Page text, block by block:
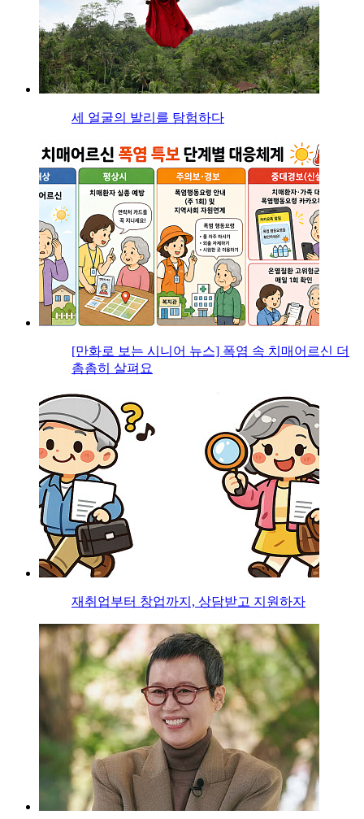
세 얼굴의 발리를 탐험하다
[만화로 보는 시니어 뉴스] 폭염 속 치매어르신 더
촘촘히 살펴요
재취업부터 창업까지, 상담받고 지원하자